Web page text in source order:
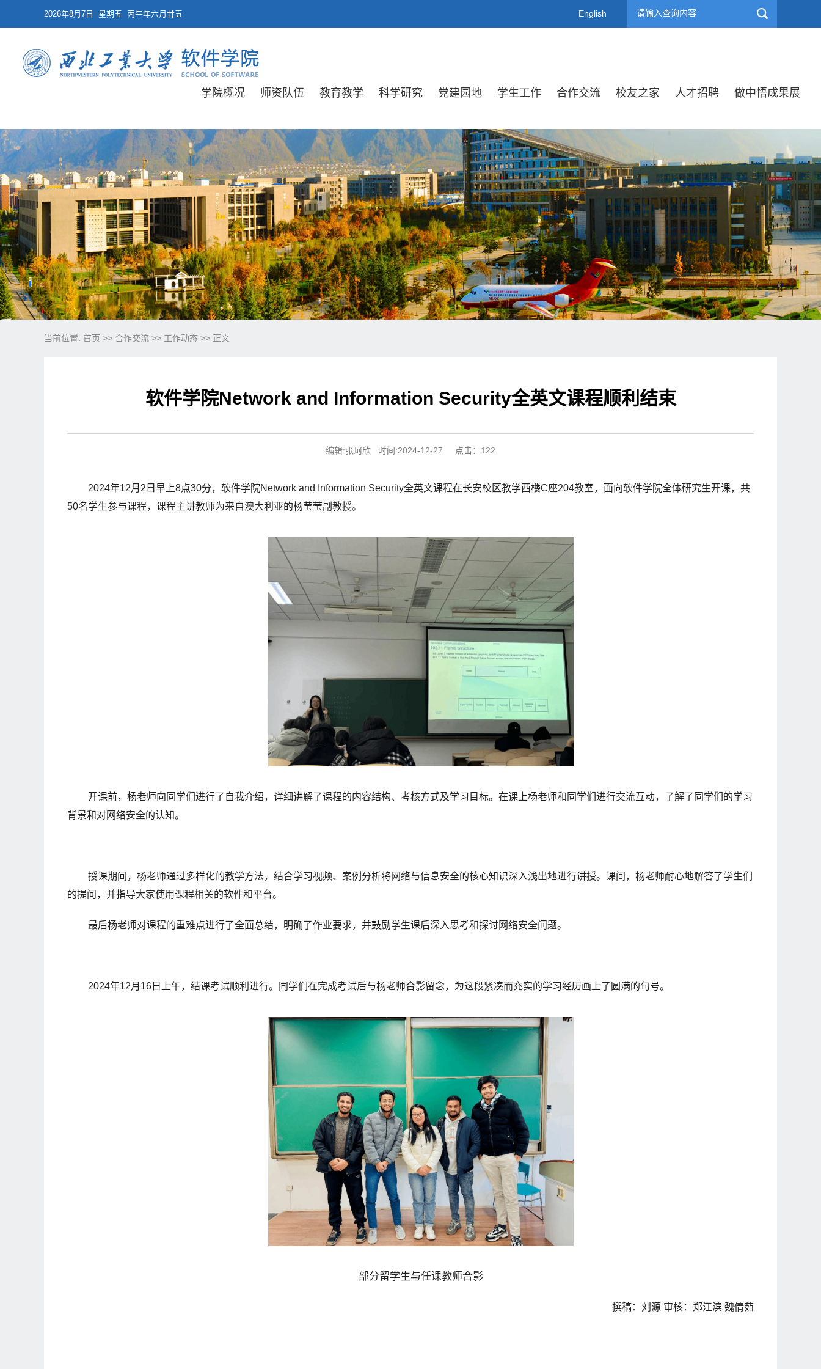
English
2026年8月7日 星期五 丙午年六月廿五
学院概况 师资队伍 教育教学 科学研究 党建园地 学生工作 合作交流 校友之家 人才招聘 做中悟成果展
当前位置: 首页 >> 合作交流 >> 工作动态 >> 正文
软件学院Network and Information Security全英文课程顺利结束
编辑:张珂欣 时间:2024-12-27 点击： 122
2024年12月2日早上8点30分，软件学院Network and Information Security全英文课程在长安校区教学西楼C座204教室，面向软件学院全体研究生开课，共
50名学生参与课程，课程主讲教师为来自澳大利亚的杨莹莹副教授。
开课前，杨老师向同学们进行了自我介绍，详细讲解了课程的内容结构、考核方式及学习目标。 在课上杨老师和同学们进行交流互动， 了解了同学们 的学习
背景和对网络安全的认知。
授课期间，杨老师通过多样化的教学方法，结合学习视频、案例分析将网络与信息安全的核心知识深入浅出地进行讲授。课间，杨老师耐心地解答了学生们
的提问，并指导大家使用课程相关的软件和平台。
最后杨老师对课程的重难点进行了全面总结，明确了作业要求，并鼓励学生课后深入思考和探讨网络安全问题。
2024年12月16日上午，结课考试顺利进行。同学们在完成考试后与杨老师合影留念，为这段紧凑而充实的学习经历画上了圆满的句号。
部分留学生与任课教师合影
撰稿：刘源 审核：郑江滨 魏倩茹